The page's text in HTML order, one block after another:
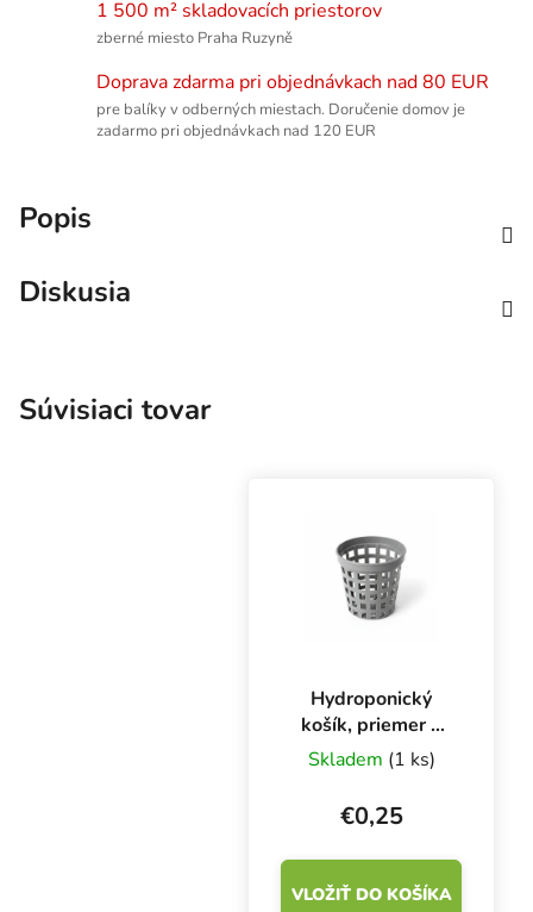
1 500 m² skladovacích priestorov
zberné miesto Praha Ruzyně
Doprava zdarma pri objednávkach nad 80 EUR
pre balíky v odberných miestach. Doručenie domov je
zadarmo pri objednávkach nad 120 EUR
Popis
Diskusia
Súvisiaci tovar
Hydroponický
košík, priemer 5
cm
Skladem (1 ks)
€0,25
VLOŽIŤ DO KOŠÍKA